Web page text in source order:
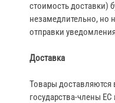
стоимость доставки)
незамедлительно, но
отправки
Доставка
Товары
государства‑члены